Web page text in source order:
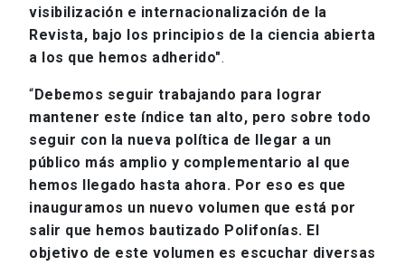
visibilización e internacionalización de la
Revista, bajo los principios de la ciencia abierta
a los que hemos adherido".
“Debemos seguir trabajando para lograr
mantener este índice tan alto, pero sobre todo
seguir con la nueva política de llegar a un
público más amplio y complementario al que
hemos llegado hasta ahora. Por eso es que
inauguramos un nuevo volumen que está por
salir que hemos bautizado Polifonías. El
objetivo de este volumen es escuchar diversas